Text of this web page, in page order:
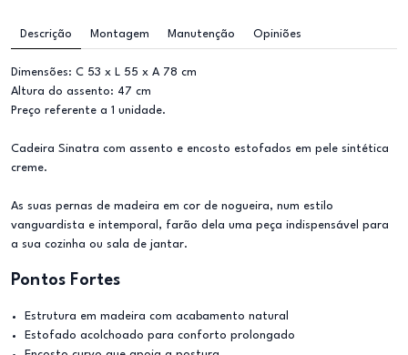
Descrição Montagem Manutenção Opiniões
Dimensões: C 53 x L 55 x A 78 cm
Altura do assento: 47 cm
Preço referente a 1 unidade.
Cadeira Sinatra com assento e encosto estofados em pele sintética
creme.
As suas pernas de madeira em cor de nogueira, num estilo
vanguardista e intemporal, farão dela uma peça indispensável para
a sua cozinha ou sala de jantar.
Pontos Fortes
Estrutura em madeira com acabamento natural
Estofado acolchoado para conforto prolongado